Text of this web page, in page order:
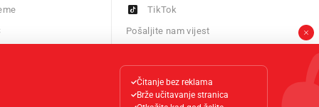
Čitanje bez reklama
Brže učitavanje stranica
TikTok
Pošaljite nam vijest